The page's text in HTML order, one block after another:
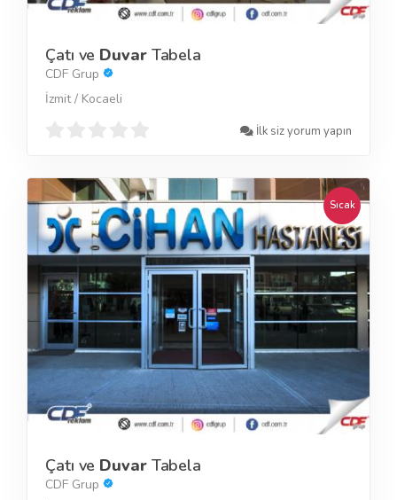
Çatı ve DuvarTabela
CDF Grup
İzmit / Kocaeli
İlk siz yorum yapın
Sıcak
Çatı ve DuvarTabela
CDF Grup